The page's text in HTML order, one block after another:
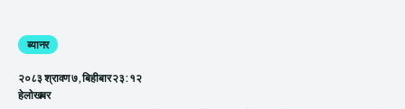
ब्यानर
२०८३ श्रावण ७, बिहीबार २३:१२
हेलाेखबर